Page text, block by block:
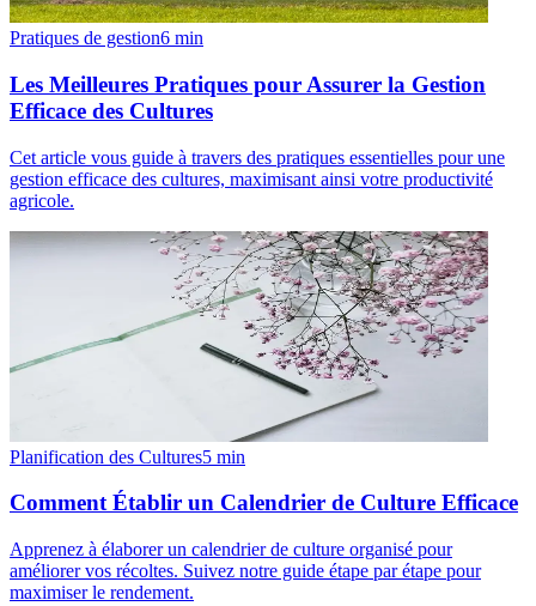
Pratiques de gestion6 min
Les Meilleures Pratiques pour Assurer la Gestion
Efficace des Cultures
Cet article vous guide à travers des pratiques essentielles pour une
gestion efficace des cultures, maximisant ainsi votre productivité
agricole.
Planification des Cultures5 min
Comment Établir un Calendrier de Culture Efficace
Apprenez à élaborer un calendrier de culture organisé pour
améliorer vos récoltes. Suivez notre guide étape par étape pour
maximiser le rendement.